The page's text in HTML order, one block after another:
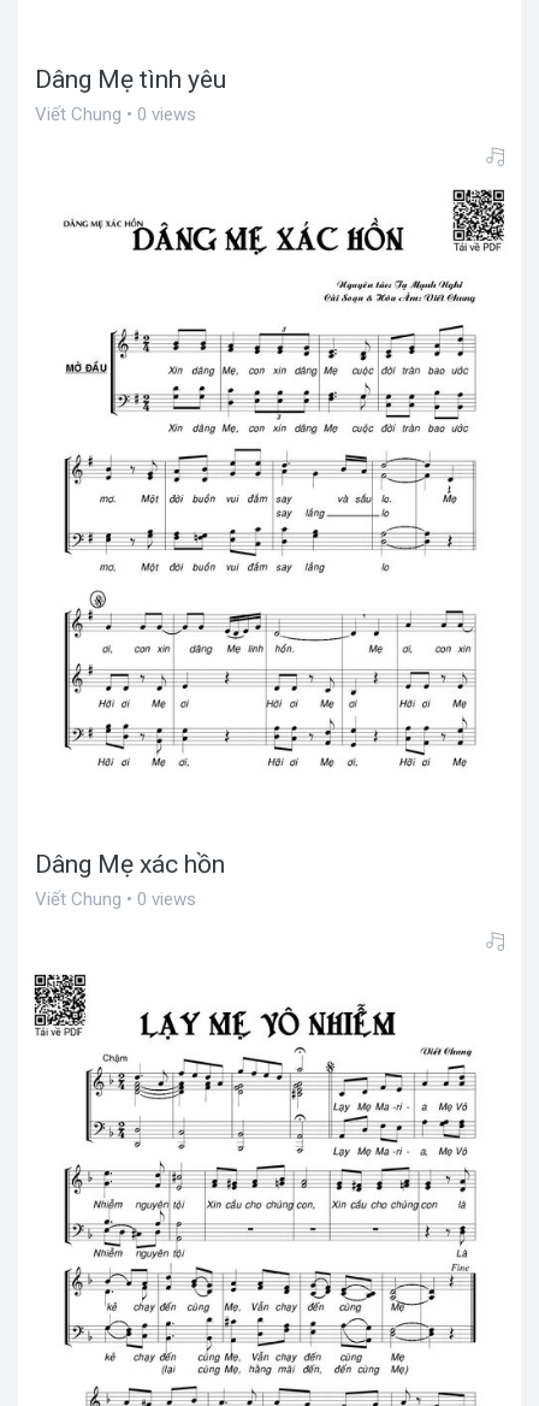
Dâng Mẹ tình yêu
Viết Chung • 0 views
Dâng Mẹ xác hồn
Viết Chung • 0 views